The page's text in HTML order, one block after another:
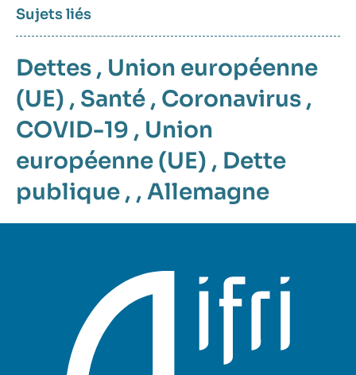
Sujets liés
Dettes , Union européenne
(UE) , Santé , Coronavirus ,
COVID-19 , Union
européenne (UE) , Dette
publique , , Allemagne